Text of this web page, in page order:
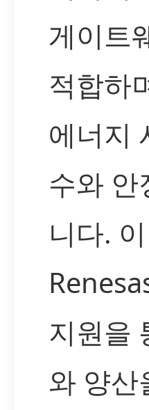
게이트
적합하
에너지
수와
니다.
지원을
와 양산